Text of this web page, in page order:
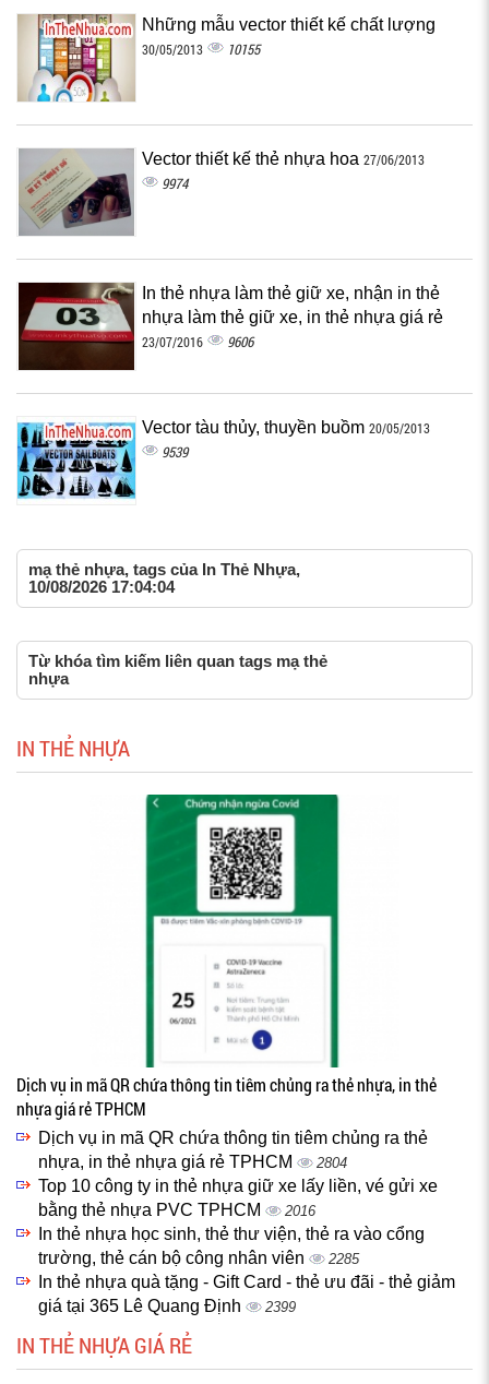
Những mẫu vector thiết kế chất lượng
30/05/2013 10155
Vector thiết kế thẻ nhựa hoa 27/06/2013
9974
In thẻ nhựa làm thẻ giữ xe, nhận in thẻ
nhựa làm thẻ giữ xe, in thẻ nhựa giá rẻ
23/07/2016 9606
Vector tàu thủy, thuyền buồm 20/05/2013
9539
mạ thẻ nhựa, tags của In Thẻ Nhựa,
10/08/2026 17:04:04
Từ khóa tìm kiếm liên quan tags mạ thẻ
nhựa
IN THẺ NHỰA
Dịch vụ in mã QR chứa thông tin tiêm chủng ra thẻ nhựa, in thẻ
nhựa giá rẻ TPHCM
Dịch vụ in mã QR chứa thông tin tiêm chủng ra thẻ
nhựa, in thẻ nhựa giá rẻ TPHCM
2804
Top 10 công ty in thẻ nhựa giữ xe lấy liền, vé gửi xe
bằng thẻ nhựa PVC TPHCM
2016
In thẻ nhựa học sinh, thẻ thư viện, thẻ ra vào cổng
trường, thẻ cán bộ công nhân viên
2285
In thẻ nhựa quà tặng - Gift Card - thẻ ưu đãi - thẻ giảm
giá tại 365 Lê Quang Định
2399
IN THẺ NHỰA GIÁ RẺ